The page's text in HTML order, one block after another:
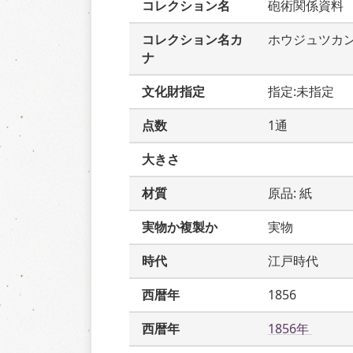
コレクション名
砲術関係資料
コレクション名カ
ナ
ホウジュツカ
文化財指定
指定:未指定
点数
1通
大きさ
材質
原品: 紙
実物か複製か
実物
時代
江戸時代
西暦年
1856
西暦年
1856年